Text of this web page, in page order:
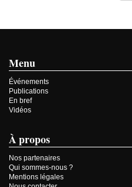
Menu
Événements
Publications
En bref
Vidéos
À propos
Nos partenaires
Qui sommes-nous ?
Mentions légales